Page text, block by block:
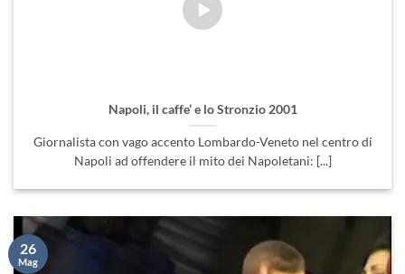
Napoli, il caffe’ e lo Stronzio 2001
Giornalista con vago accento Lombardo-Veneto nel centro di
Napoli ad offendere il mito dei Napoletani: [...]
26
Mag